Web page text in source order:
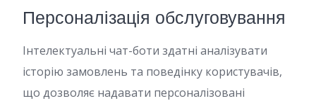
Персоналізація обслуговування
Інтелектуальні чат-боти здатні аналізувати
історію замовлень та поведінку користувачів,
що дозволяє надавати персоналізовані